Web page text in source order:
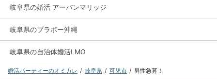
岐阜県の婚活 アーバンマリッジ
岐阜県のブラボー沖縄
岐阜県の自治体婚活LMO
婚活パーティーのオミカレ 岐阜県 可児市 男性急募！